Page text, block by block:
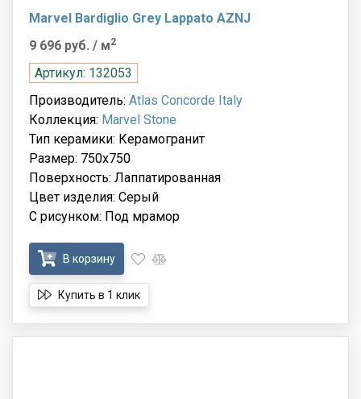
Marvel Bardiglio Grey Lappato AZNJ
9 696 руб. / м2
Артикул: 132053
Производитель: Atlas Concorde Italy
Коллекция: Marvel Stone
Тип керамики: Керамогранит
Размер: 750x750
Поверхность: Лаппатированная
Цвет изделия: Серый
С рисунком: Под мрамор
В корзину
Купить в 1 клик